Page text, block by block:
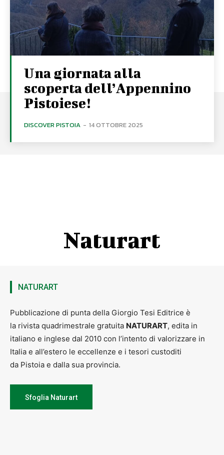
Una giornata alla
scoperta dell’Appennino
Pistoiese!
DISCOVER PISTOIA - 14 OTTOBRE 2025
Naturart
NATURART
Pubblicazione di punta della Giorgio Tesi Editrice è
la rivista quadrimestrale gratuita NATURART, edita in
italiano e inglese dal 2010 con l’intento di valorizzare in
Italia e all’estero le eccellenze e i tesori custoditi
da Pistoia e dalla sua provincia.
Sfoglia Naturart